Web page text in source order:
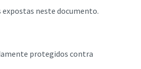
neste documento.
protegidos contra